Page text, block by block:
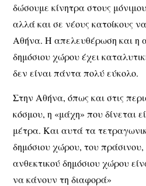
δώσουμε κίνητρα στους
αλλά και σε νέους κατοίκους
Αθήνα. Η απελευθέρωση και η
δημόσιου χώρου έχει
δεν είναι πάντα πολύ εύκολο.
Στην Αθήνα, όπως και στις
κόσμου, η «μάχη» που δίνεται
μέτρα. Και αυτά τα
δημόσιου χώρου, του πράσινου,
ανθεκτικού δημόσιου χώρου
να κάνουν τη διαφορά»